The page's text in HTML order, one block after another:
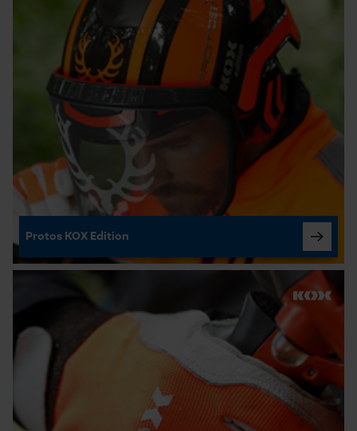
Protos KOX Edition
Econda Analytics
Mouseflow Web Analytics Tool
Fact-Finder Tracking
Cookies de performance et de
fonctionnalité
Panier sauvegardé
Géo-IP et détection des
Vidéos YouTube
Prise de contact par chat